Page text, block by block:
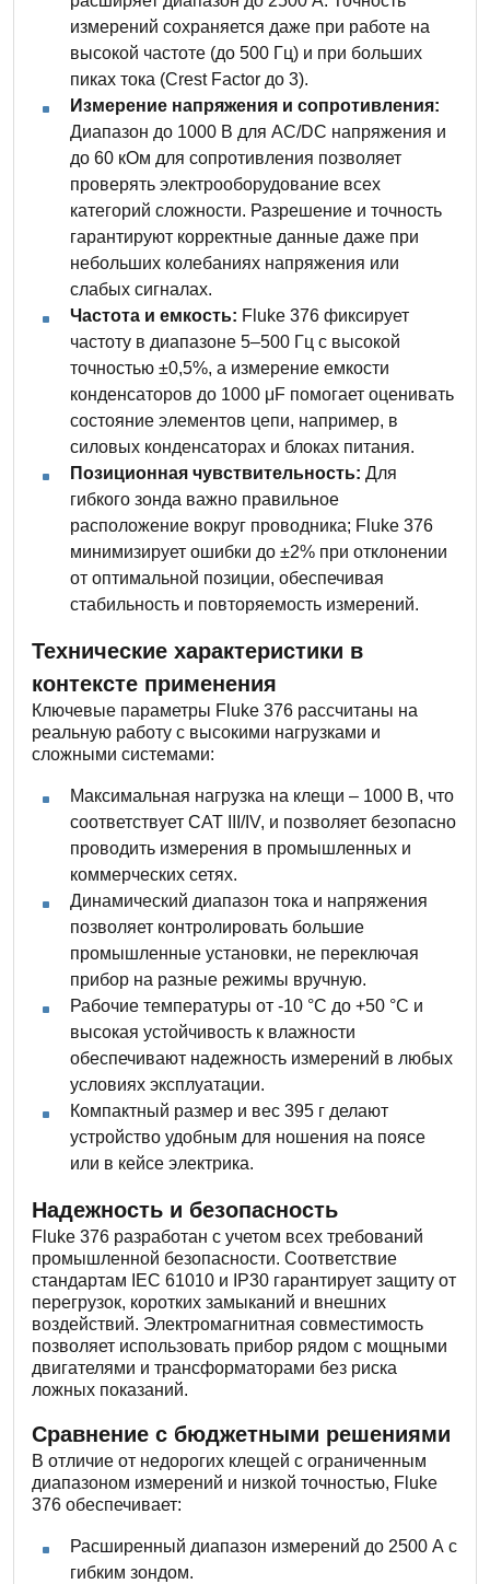
измерений сохраняется даже при работе на
высокой частоте (до 500 Гц) и при больших
пиках тока (Crest Factor до 3).
Измерение напряжения и сопротивления:
Диапазон до 1000 В для AC/DC напряжения и
до 60 кОм для сопротивления позволяет
проверять электрооборудование всех
категорий сложности. Разрешение и точность
гарантируют корректные данные даже при
небольших колебаниях напряжения или
слабых сигналах.
Частота и емкость: Fluke 376 фиксирует
частоту в диапазоне 5–500 Гц с высокой
точностью ±0,5%, а измерение емкости
конденсаторов до 1000 μF помогает оценивать
состояние элементов цепи, например, в
силовых конденсаторах и блоках питания.
Позиционная чувствительность: Для
гибкого зонда важно правильное
расположение вокруг проводника; Fluke 376
минимизирует ошибки до ±2% при отклонении
от оптимальной позиции, обеспечивая
стабильность и повторяемость измерений.
Технические характеристики в
контексте применения
Ключевые параметры Fluke 376 рассчитаны на
реальную работу с высокими нагрузками и
сложными системами:
Максимальная нагрузка на клещи – 1000 В, что
соответствует CAT III/IV, и позволяет безопасно
проводить измерения в промышленных и
коммерческих сетях.
Динамический диапазон тока и напряжения
позволяет контролировать большие
промышленные установки, не переключая
прибор на разные режимы вручную.
Рабочие температуры от -10 °C до +50 °C и
высокая устойчивость к влажности
обеспечивают надежность измерений в любых
условиях эксплуатации.
Компактный размер и вес 395 г делают
устройство удобным для ношения на поясе
или в кейсе электрика.
Надежность и безопасность
Fluke 376 разработан с учетом всех требований
промышленной безопасности. Соответствие
стандартам IEC 61010 и IP30 гарантирует защиту от
перегрузок, коротких замыканий и внешних
воздействий. Электромагнитная совместимость
позволяет использовать прибор рядом с мощными
двигателями и трансформаторами без риска
ложных показаний.
Сравнение с бюджетными решениями
В отличие от недорогих клещей с ограниченным
диапазоном измерений и низкой точностью, Fluke
376 обеспечивает:
Расширенный диапазон измерений до 2500 А с
гибким зондом.